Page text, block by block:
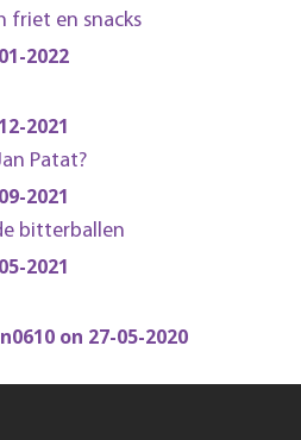
friet en snacks
2022
2021
Patat?
2021
bitterballen
2021
on 27-05-2020